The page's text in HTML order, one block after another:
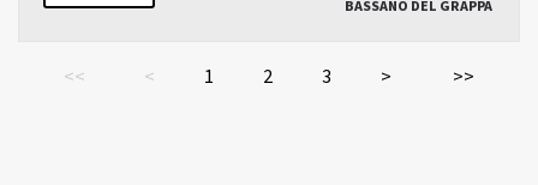
BASSANO DEL GRAPPA
<< < 1 2 3 > >>